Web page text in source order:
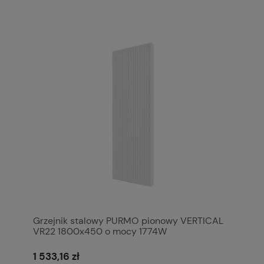
Grzejnik stalowy PURMO pionowy VERTICAL
VR22 1800x450 o mocy 1774W
1 533,16 zł